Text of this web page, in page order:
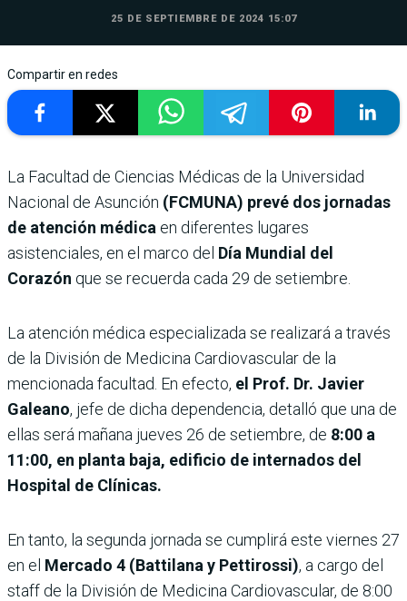
25 DE SEPTIEMBRE DE 2024 15:07
Compartir en redes
La Facultad de Ciencias Médicas de la Universidad
Nacional de Asunción (FCMUNA) prevé dos jornadas
de atención médica en diferentes lugares
asistenciales, en el marco del Día Mundial del
Corazón que se recuerda cada 29 de setiembre.
La atención médica especializada se realizará a través
de la División de Medicina Cardiovascular de la
mencionada facultad. En efecto, el Prof. Dr. Javier
Galeano, jefe de dicha dependencia, detalló que una de
ellas será mañana jueves 26 de setiembre, de 8:00 a
11:00, en planta baja, edificio de internados del
Hospital de Clínicas.
En tanto, la segunda jornada se cumplirá este viernes 27
en el Mercado 4 (Battilana y Pettirossi), a cargo del
staff de la División de Medicina Cardiovascular, de 8:00